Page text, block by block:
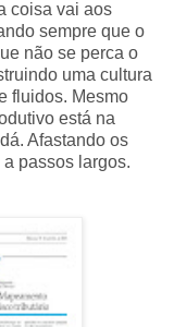
coisa vai aos
sempre que o
não se perca o
uma cultura
fluidos. Mesmo
está na
Afastando os
passos largos.